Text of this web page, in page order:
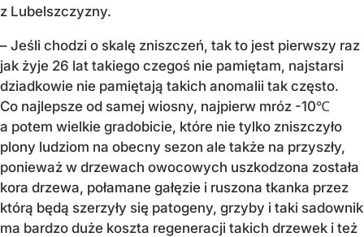
z Lubelszczyzny.
– Jeśli chodzi o skalę zniszczeń, tak to jest pierwszy raz
jak żyje 26 lat takiego czegoś nie pamiętam, najstarsi
dziadkowie nie pamiętają takich anomalii tak często.
Co najlepsze od samej wiosny, najpierw mróz -10℃
a potem wielkie gradobicie, które nie tylko zniszczyło
plony ludziom na obecny sezon ale także na przyszły,
ponieważ w drzewach owocowych uszkodzona została
kora drzewa, połamane gałęzie i ruszona tkanka przez
którą będą szerzyły się patogeny, grzyby i taki sadownik
ma bardzo duże koszta regeneracji takich drzewek i też